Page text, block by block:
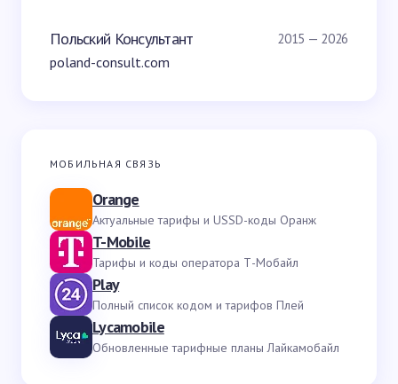
Польский Консультант 2015 — 2026
poland-consult.com
МОБИЛЬНАЯ СВЯЗЬ
Orange
Актуальные тарифы и USSD-коды Оранж
T-Mobile
Тарифы и коды оператора Т-Мобайл
Play
Полный список кодом и тарифов Плей
Lycamobile
Обновленные тарифные планы Лайкамобайл